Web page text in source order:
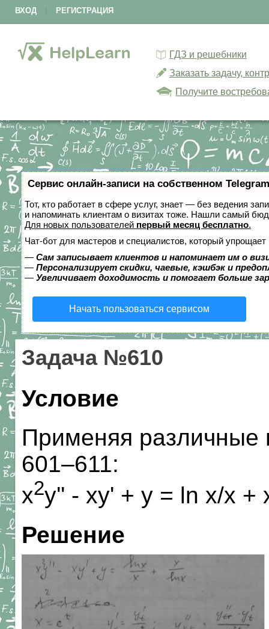
ВХОД РЕГИСТРАЦИЯ
ГДЗ и решебники
Заказать задачу,
Получите
Сервис онлайн-записи на собственном
Тот, кто работает в сфере услуг, знает — без ведения
и напоминать клиентам о визитах тоже. Нашли самый
Для новых пользователей первый месяц бесплатно.
Чат-бот для мастеров и специалистов, который упрощает
— Сам записывает клиентов и напоминает им о
— Персонализирует скидки, чаевые, кэшбэк и
— Увеличивает доходимость и помогает больше
Начать пользоваться сервисом
Задача №610
Условие
Применяя различные
601–611:
x2y'' - xy' + y = ln x/x +
Решение